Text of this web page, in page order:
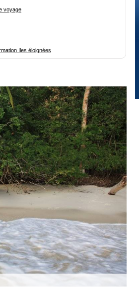
voyage
Iles éloignées